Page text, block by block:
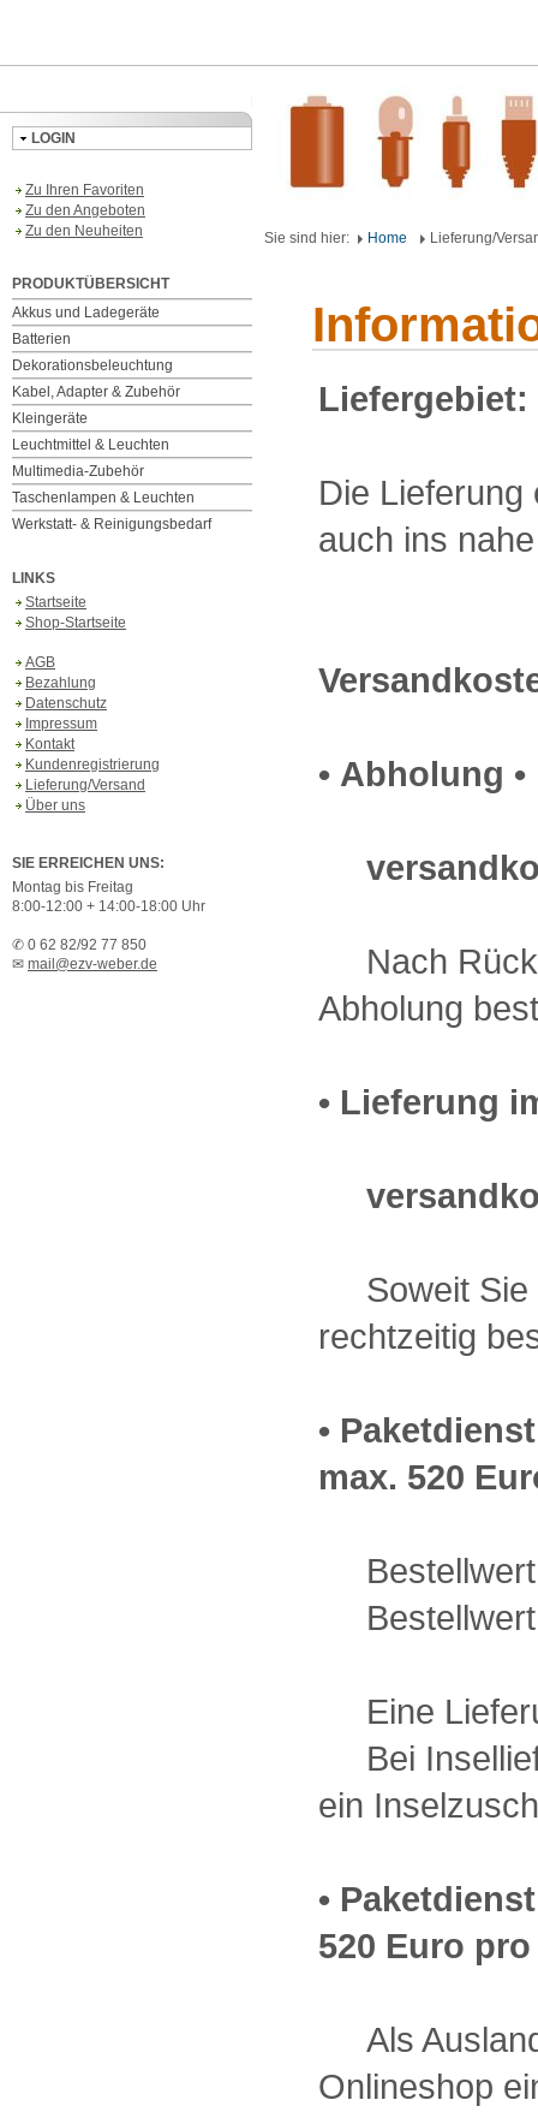
LOGIN
Zu Ihren Favoriten
Zu den Angeboten
Zu den Neuheiten
PRODUKTÜBERSICHT
Akkus und Ladegeräte
Batterien
Dekorationsbeleuchtung
Kabel, Adapter & Zubehör
Kleingeräte
Leuchtmittel & Leuchten
Multimedia-Zubehör
Taschenlampen & Leuchten
Werkstatt- & Reinigungsbedarf
LINKS
Startseite
Shop-Startseite
AGB
Bezahlung
Datenschutz
Impressum
Kontakt
Kundenregistrierung
Lieferung/Versand
Über uns
SIE ERREICHEN UNS:
Montag bis Freitag
8:00-12:00 + 14:00-18:00 Uhr
✆ 0 62 82/92 77 850
✉ mail@ezv-weber.de
Sie sind hier: Home Lieferung/
Liefergebiet:
Die
auch ins
• Abholung •
Nach
Abholung
• Lieferung
Soweit Sie
rechtzeitig
•
max. 520
Bestellwert
Bestellwert
Eine
Bei
ein
•
520 Euro pro
Als
Onlineshop